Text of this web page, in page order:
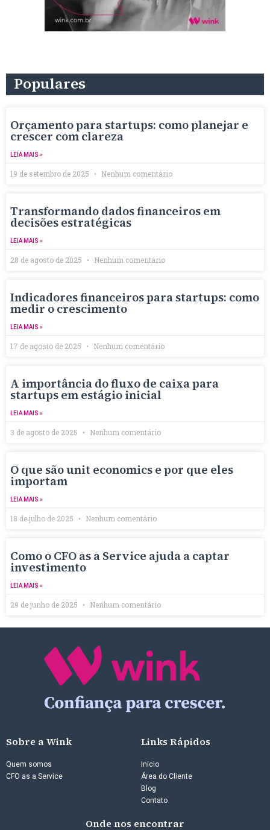
Populares
Orçamento para startups: como planejar e
crescer com clareza
LEIA MAIS »
19 de setembro de 2025 Nenhum comentário
Transformando dados financeiros em
decisões estratégicas
LEIA MAIS »
28 de agosto de 2025 Nenhum comentário
Indicadores financeiros para startups: como
medir o crescimento
LEIA MAIS »
17 de agosto de 2025 Nenhum comentário
A importância do fluxo de caixa para
startups em estágio inicial
LEIA MAIS »
3 de agosto de 2025 Nenhum comentário
O que são unit economics e por que eles
importam
LEIA MAIS »
18 de julho de 2025 Nenhum comentário
Como o CFO as a Service ajuda a captar
investimento
LEIA MAIS »
29 de junho de 2025 Nenhum comentário
Sobre a Wink
Quem somos
CFO as a Service
Links Rápidos
Inicio
Área do Cliente
Blog
Contato
Onde nos encontrar